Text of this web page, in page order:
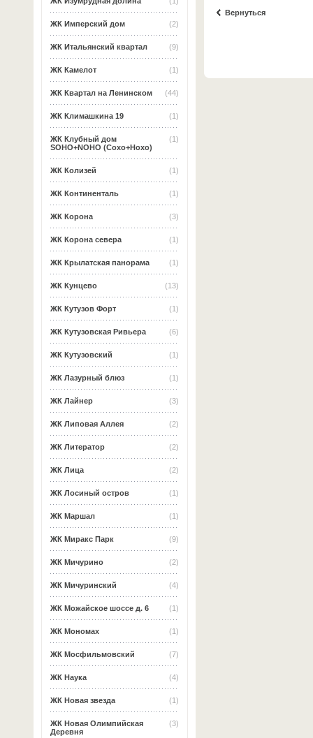
(2)
ЖК Имперский дом
(9)
ЖК Итальянский квартал
(1)
ЖК Камелот
(44)
ЖК Квартал на Ленинском
(1)
ЖК Климашкина 19
(1)
ЖК Клубный дом
SOHO+NOHO (Сохо+Нохо)
(1)
ЖК Колизей
(1)
ЖК Континенталь
(3)
ЖК Корона
(1)
ЖК Корона севера
(1)
ЖК Крылатская панорама
(13)
ЖК Кунцево
(1)
ЖК Кутузов Форт
(6)
ЖК Кутузовская Ривьера
(1)
ЖК Кутузовский
(1)
ЖК Лазурный блюз
(3)
ЖК Лайнер
(2)
ЖК Липовая Аллея
(2)
ЖК Литератор
(2)
ЖК Лица
(1)
ЖК Лосиный остров
(1)
ЖК Маршал
(9)
ЖК Миракс Парк
(2)
ЖК Мичурино
(4)
ЖК Мичуринский
(1)
ЖК Можайское шоссе д. 6
(1)
ЖК Мономах
(7)
ЖК Мосфильмовский
(4)
ЖК Наука
(1)
ЖК Новая звезда
(3)
ЖК Новая Олимпийская
Деревня
Вернуться